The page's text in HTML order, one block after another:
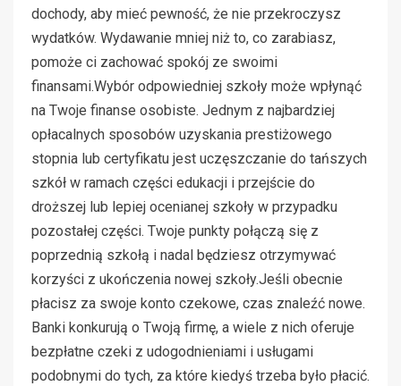
dochody, aby mieć pewność, że nie przekroczysz
wydatków. Wydawanie mniej niż to, co zarabiasz,
pomoże ci zachować spokój ze swoimi
finansami.Wybór odpowiedniej szkoły może wpłynąć
na Twoje finanse osobiste. Jednym z najbardziej
opłacalnych sposobów uzyskania prestiżowego
stopnia lub certyfikatu jest uczęszczanie do tańszych
szkół w ramach części edukacji i przejście do
droższej lub lepiej ocenianej szkoły w przypadku
pozostałej części. Twoje punkty połączą się z
poprzednią szkołą i nadal będziesz otrzymywać
korzyści z ukończenia nowej szkoły.Jeśli obecnie
płacisz za swoje konto czekowe, czas znaleźć nowe.
Banki konkurują o Twoją firmę, a wiele z nich oferuje
bezpłatne czeki z udogodnieniami i usługami
podobnymi do tych, za które kiedyś trzeba było płacić.